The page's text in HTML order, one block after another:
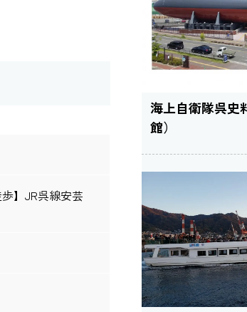
】JR呉線安芸
海上自衛隊呉史
館）